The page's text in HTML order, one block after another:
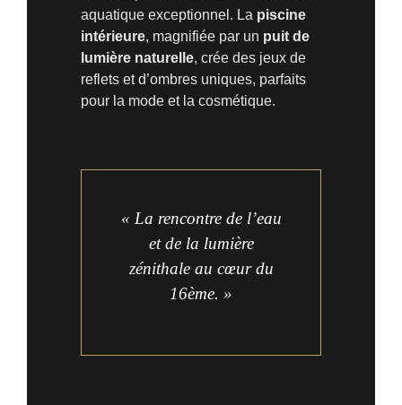
aquatique exceptionnel. La piscine
intérieure, magnifiée par un puit de
lumière naturelle, crée des jeux de
reflets et d’ombres uniques, parfaits
pour la mode et la cosmétique.
« La rencontre de l’eau
et de la lumière
zénithale au cœur du
16ème. »